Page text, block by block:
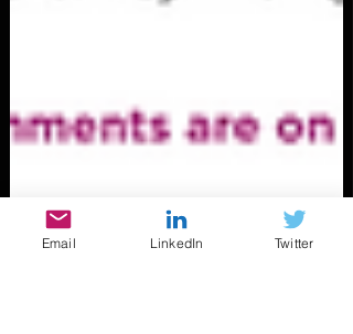
Email LinkedIn Twitter